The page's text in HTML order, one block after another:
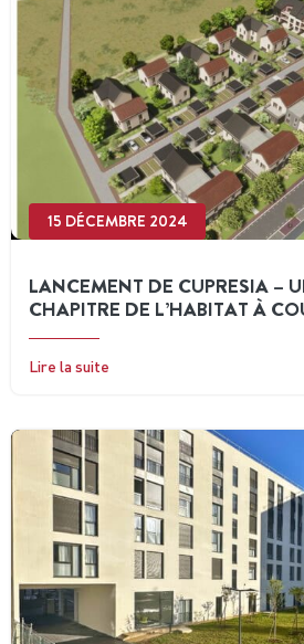
15 DÉCEMBRE 2024
LANCEMENT DE CUPRESIA –
CHAPITRE DE L’HABITAT À
Lire la suite